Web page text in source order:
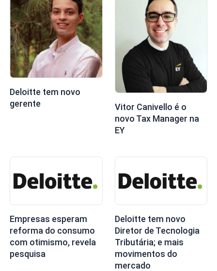
Deloitte tem novo
gerente
Vitor Canivello é o
novo Tax Manager na
EY
Empresas esperam
reforma do consumo
com otimismo, revela
pesquisa
Deloitte tem novo
Diretor de Tecnologia
Tributária; e mais
movimentos do
mercado